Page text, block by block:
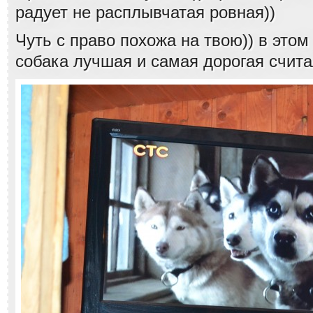
радует не расплывчатая ровная))
Чуть с право похожа на твою)) в
собака лучшая и самая дорогая